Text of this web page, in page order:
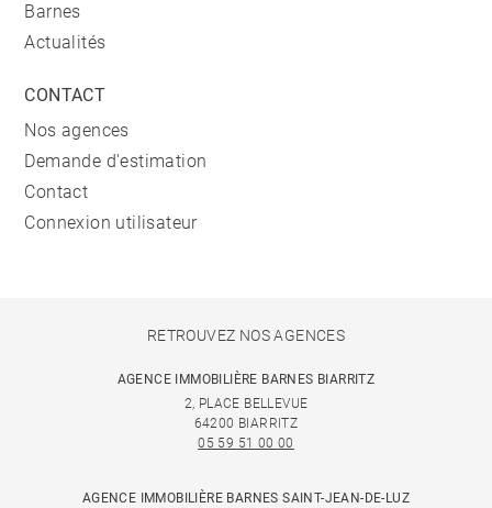
Barnes
Actualités
CONTACT
Nos agences
Demande d'estimation
Contact
Connexion utilisateur
RETROUVEZ NOS AGENCES
AGENCE IMMOBILIÈRE BARNES BIARRITZ
2, PLACE BELLEVUE
64200 BIARRITZ
05 59 51 00 00
AGENCE IMMOBILIÈRE BARNES SAINT-JEAN-DE-LUZ